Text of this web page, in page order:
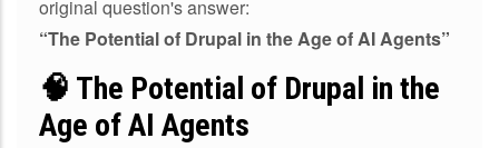
original question's answer:
“The Potential of Drupal in the Age of AI Agents”
🧠 The Potential of Drupal in the
Age ofAI Agents